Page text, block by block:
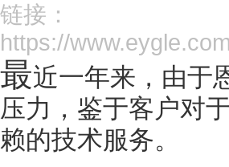
链接：
https://
最近一年来，由于
压力，鉴于客户对
赖的技术服务。